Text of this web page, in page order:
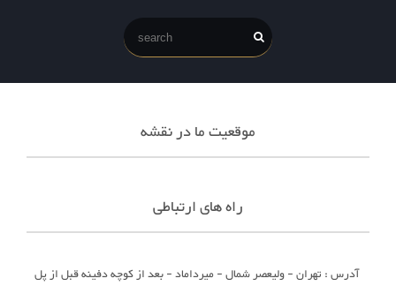
موقعیت ما در نقشه
راه های ارتباطی
آدرس : تهران - ولیعصر شمال - میرداماد - بعد از کوچه دفینه قبل از پل